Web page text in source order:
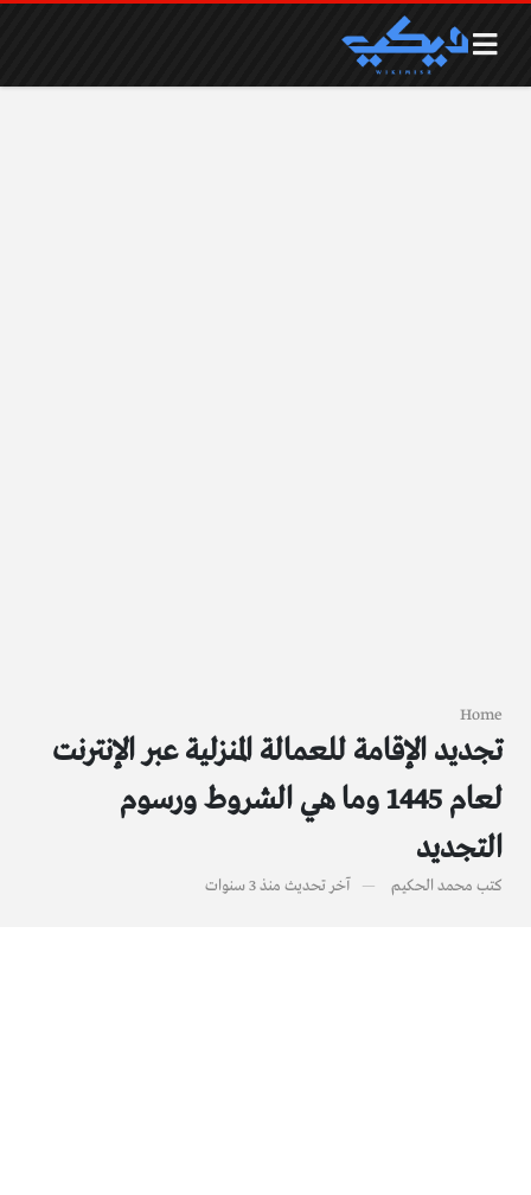
Home
تجديد الإقامة للعمالة المنزلية عبر الإنترنت
لعام 1445 وما هي الشروط ورسوم
التجديد
كتب محمد الحكيم آخر تحديث منذ 3 سنوات